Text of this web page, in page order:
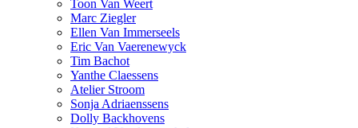
Toon Van Weert
Marc Ziegler
Ellen Van Immerseels
Eric Van Vaerenewyck
Tim Bachot
Yanthe Claessens
Atelier Stroom
Sonja Adriaenssens
Dolly Backhovens